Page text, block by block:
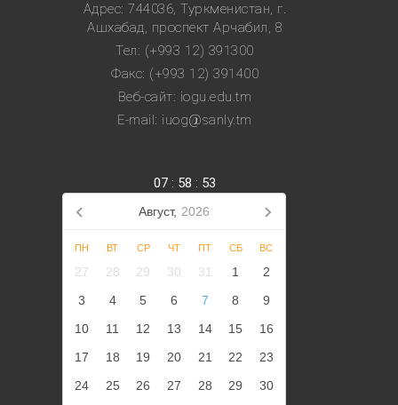
Адрес: 744036, Туркменистан, г.
Ашхабад, проспект Арчабил, 8
Тел: (+993 12) 391300
Факс: (+993 12) 391400
Веб-сайт: iogu.edu.tm
E-mail: iuog@sanly.tm
07 : 58 : 54
Август, 2026
ПН ВТ СР ЧТ ПТ СБ ВС
27 28 29 30 31 1
2
3
4 5 6 7 8
9
10
11 12 13 14 15
16
17
18 19 20 21 22
23
24
25 26 27 28 29 30